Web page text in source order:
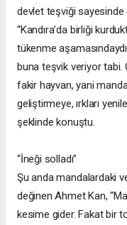
devlet teşviği sayesinde
“Kandıra’da birliği
tükenme
buna teşvik veriyor tabi.
fakir hayvan, yani manda
geliştirmeye, ırkları
şeklinde konuştu.
“İneği solladı”
Şu anda mandalardaki
değinen Ahmet Kan,
kesime gider. Fakat bir